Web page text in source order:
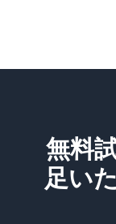
無料
足い